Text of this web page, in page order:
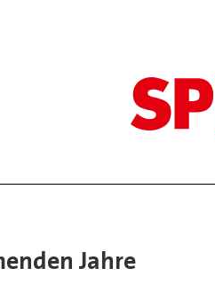
Jahre